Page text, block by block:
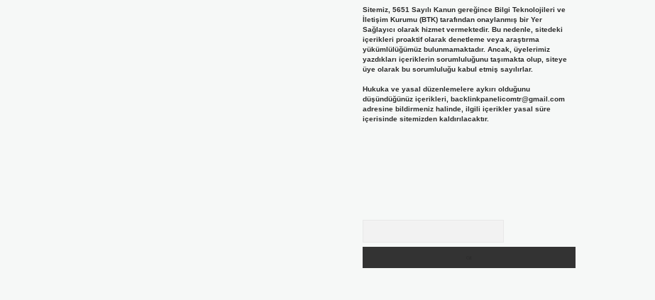
Sitemiz, 5651 Sayılı Kanun gereğince Bilgi Teknolojileri ve
İletişim Kurumu (BTK) tarafından onaylanmış bir Yer
Sağlayıcı olarak hizmet vermektedir. Bu nedenle, sitedeki
içerikleri proaktif olarak denetleme veya araştırma
yükümlülüğümüz bulunmamaktadır. Ancak, üyelerimiz
yazdıkları içeriklerin sorumluluğunu taşımakta olup, siteye
üye olarak bu sorumluluğu kabul etmiş sayılırlar.
Hukuka ve yasal düzenlemelere aykırı olduğunu
düşündüğünüz içerikleri, backlinkpanelicomtr@gmail.com
adresine bildirmeniz halinde, ilgili içerikler yasal süre
içerisinde sitemizden kaldırılacaktır.